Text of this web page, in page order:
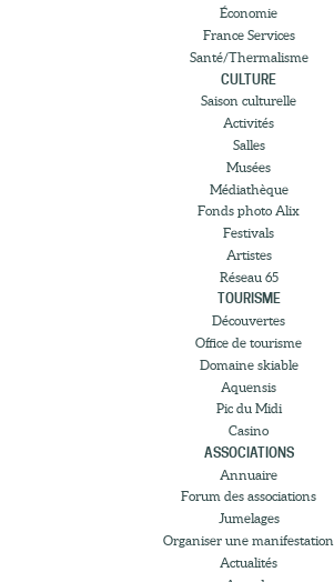
Économie
France Services
Santé/Thermalisme
CULTURE
Saison culturelle
Activités
Salles
Musées
Médiathèque
Fonds photo Alix
Festivals
Artistes
Réseau 65
TOURISME
Découvertes
Office de tourisme
Domaine skiable
Aquensis
Pic du Midi
Casino
ASSOCIATIONS
Annuaire
Forum des associations
Jumelages
Organiser une manifestation
Actualités